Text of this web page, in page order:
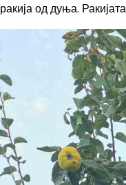
ракија од дуња.